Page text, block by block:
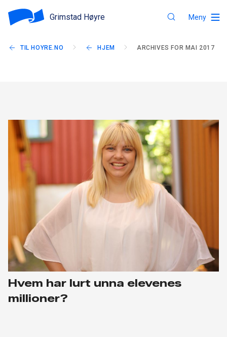
Grimstad Høyre Meny
TIL HOYRE.NO HJEM ARCHIVES FOR MAI 2017
Hvem har lurt unna elevenes
millioner?